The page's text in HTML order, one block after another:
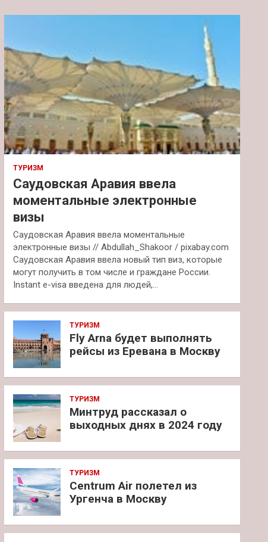
ТУРИЗМ
Саудовская Аравия ввела
моментальные электронные
визы
Саудовская Аравия ввела моментальные
электронные визы // Abdullah_Shakoor / pixabay.com
Саудовская Аравия ввела новый тип виз, которые
могут получить в том числе и граждане России.
Instant e-visa введена для людей,…
ТУРИЗМ
Fly Arna будет выполнять
рейсы из Еревана в Москву
ТУРИЗМ
Минтруд рассказал о
выходных днях в 2024 году
ТУРИЗМ
Centrum Air полетел из
Ургенча в Москву